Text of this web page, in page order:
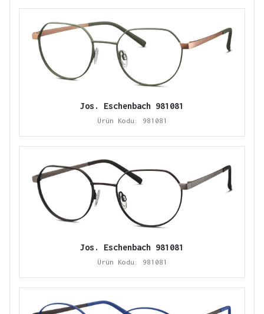
Jos. Eschenbach 981081
Ürün Kodu: 981081
Jos. Eschenbach 981081
Ürün Kodu: 981081